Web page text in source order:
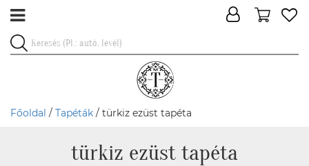
Főoldal / Tapéták / türkiz ezüst tapéta
türkiz ezüst tapéta